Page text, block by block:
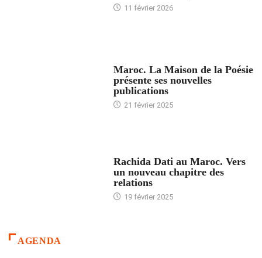
11 février 2026
Maroc. La Maison de la Poésie
présente ses nouvelles
publications
21 février 2025
Rachida Dati au Maroc. Vers
un nouveau chapitre des
relations
19 février 2025
AGENDA